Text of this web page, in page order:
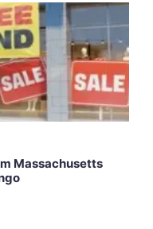
Massachusetts